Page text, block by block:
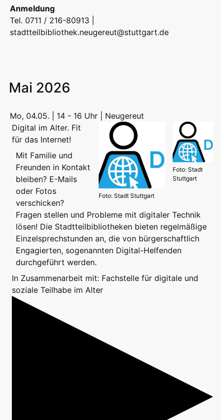
Anmeldung
Tel. 0711 / 216-80913 |
stadtteilbibliothek.neugereut@stuttgart.de
Mai 2026
Mo, 04.05. | 14 - 16 Uhr | Neugereut
Foto: Stadt
Stuttgart
Foto: Stadt Stuttgart
Digital im Alter. Fit
für das Internet!
Mit Familie und
Freunden in Kontakt
bleiben? E-Mails
oder Fotos
verschicken?
Fragen stellen und Probleme mit digitaler Technik
lösen! Die Stadtteilbibliotheken bieten regelmäßige
Einzelsprechstunden an, die von bürgerschaftlich
Engagierten, sogenannten Digital-Helfenden
durchgeführt werden.
In Zusammenarbeit mit: Fachstelle für digitale und
soziale Teilhabe im Alter